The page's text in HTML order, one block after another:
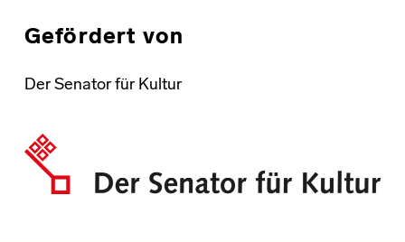
Gefördert von
Der Senator für Kultur